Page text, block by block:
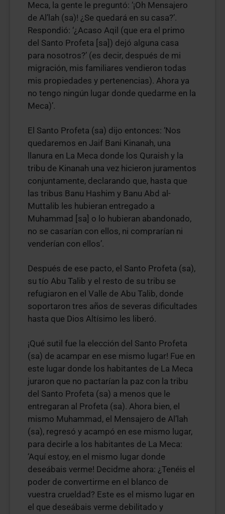
Meca, la gente le preguntó: ‘¡Oh Mensajero
de Al’lah (sa)! ¿Se quedará en su casa?’.
Respondió: ‘¿Acaso Aqil (que era el primo
del Santo Profeta [sa]) dejó alguna casa
para nosotros?’ (es decir, después de mi
migración, mis familiares vendieron todas
mis propiedades y pertenencias). Ahora ya
no tengo ningún lugar donde quedarme en la
Meca)’.
El Santo Profeta (sa) dijo entonces: ‘Nos
quedaremos en Jaif Bani Kinanah, una
llanura en La Meca donde los Quraish y la
tribu de Kinanah una vez hicieron juramentos
conjuntamente, declarando que, hasta que
las tribus Banu Hashim y Banu Abd al-
Muttalib les hubieran entregado a
Muhammad [sa] o lo hubieran abandonado,
no se casarían con ellos, ni comprarían ni
venderían con ellos’.
Después de ese pacto, el Santo Profeta (sa),
su tío Abu Talib y el resto de su tribu se
refugiaron en el Valle de Abu Talib, donde
soportaron tres años de severas dificultades
hasta que Dios Altísimo les liberó.
¡Qué sutil fue la elección del Santo Profeta
(sa) de acampar en ese mismo lugar! Fue en
este lugar donde los habitantes de La Meca
juraron que no pactarían la paz con la tribu
del Santo Profeta (sa) a menos que le
entregaran al Profeta (sa). Ahora bien, el
mismo Muhammad, el Mensajero de Al’lah
(sa), regresó y acampó en ese mismo lugar,
para decirle a los habitantes de La Meca:
‘Aquí estoy, en el mismo lugar donde
deseábais verme! Decidme ahora: ¿Tenéis el
poder de convertirme en el blanco de
vuestra crueldad? Este es el mismo lugar en
el que deseábais verme debilitado y